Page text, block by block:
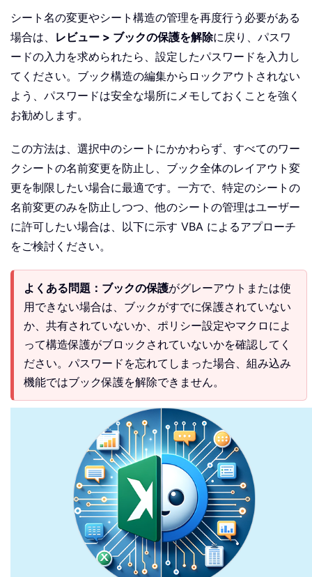
シート名の変更やシート構造の管理を再度行う必要がある
場合は、 レビュー > ブックの保護を解除に戻り、パスワ
ードの入力を求められたら、設定したパスワードを入力し
てください。ブック構造の編集からロックアウトされない
よう、パスワードは安全な場所にメモしておくことを強く
お勧めします。
この方法は、選択中のシートにかかわらず、すべてのワー
クシートの名前変更を防止し、ブック全体のレイアウト変
更を制限したい場合に最適です。一方で、特定のシートの
名前変更のみを防止しつつ、他のシートの管理はユーザー
に許可したい場合は、以下に示す VBA によるアプローチ
をご検討ください。
よくある問題： ブックの保護がグレーアウトまたは使
用できない場合は、ブックがすでに保護されていない
か、共有されていないか、ポリシー設定やマクロによ
って構造保護がブロックされていないかを確認してく
ださい。パスワードを忘れてしまった場合、組み込み
機能ではブック保護を解除できません。